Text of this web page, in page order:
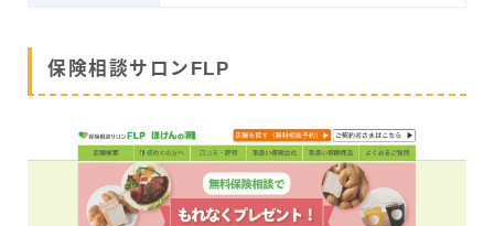
保険相談サロンFLP